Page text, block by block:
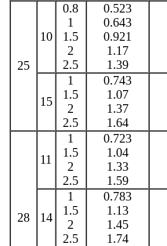
25
10
0.8
1
1.5
2
2.5
0.523
0.643
0.921
1.17
1.39
15
1
1.5
2
2.5
0.743
1.07
1.37
1.64
28
11
1
1.5
2
2.5
0.723
1.04
1.33
1.59
14
1
1.5
2
2.5
0.783
1.13
1.45
1.74